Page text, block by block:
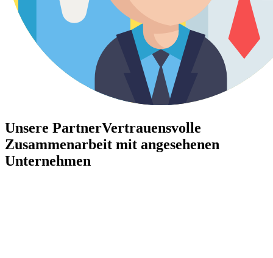
Unsere PartnerVertrauensvolle
Zusammenarbeit mit angesehenen
Unternehmen